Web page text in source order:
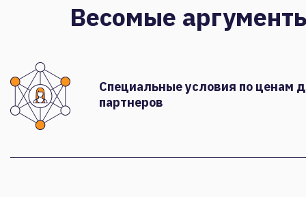
Весомые
Специальные условия по ценам
партнеров